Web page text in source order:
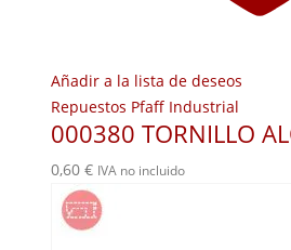
Añadir a la lista de deseos
Repuestos Pfaff Industrial
000380 TORNILLO
0,60 € IVA no incluido